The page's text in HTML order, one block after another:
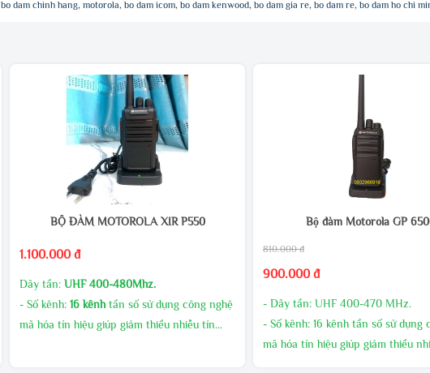
bo dam chinh hang, motorola, bo dam icom, bo dam kenwood, bo dam gia re, bo dam re, bo dam ho chi
BỘ ĐÀM MOTOROLA XIR P550
1.100.000 đ
Dãy tần: UHF 400-480Mhz.
- Số kênh: 16 kênh tần số sử dụng công nghệ
mã hóa tín hiệu giúp giảm thiểu nhiễu tín
Bộ đàm Motorola GP
810.000 đ
900.000 đ
- Dãy tần: UHF 400-470 MHz.
- Số kênh: 16 kênh tần số sử dụng
mã hóa tín hiệu giúp giảm thiểu